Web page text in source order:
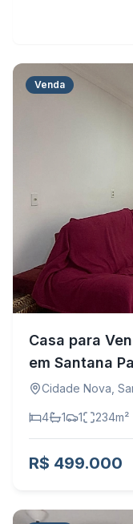
Venda
Casa para
em Santana
Cidade Nova
4 1 1 234m²
R$ 499.000